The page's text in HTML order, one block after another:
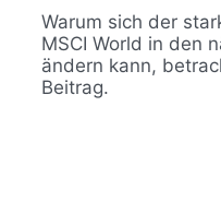
Warum sich der
MSCI World in den
ändern kann,
Beitrag.